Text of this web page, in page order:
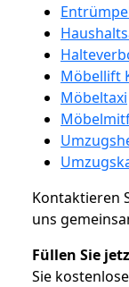
Möbellift
Möbeltaxi
Kontaktieren
uns
Füllen Sie
Sie